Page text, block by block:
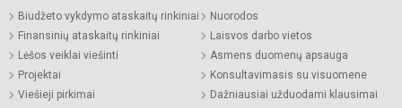
Biudžeto vykdymo ataskaitų rinkiniai
Finansinių ataskaitų rinkiniai
Lėšos veiklai viešinti
Projektai
Viešieji pirkimai
Nuorodos
Laisvos darbo vietos
Asmens duomenų apsauga
Konsultavimasis su visuomene
Dažniausiai užduodami klausimai